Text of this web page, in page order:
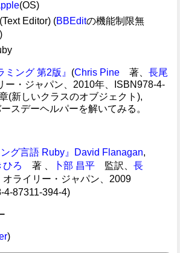
(OS)
Editor) (BBEditの機能制限無
ミング 第2版』 (Chris Pine 著、 長尾
・ジャパン、2010年、ISBN978-4-
(新しいクラスのオブジェクト),
スデーヘルパーを解いてみる。
グ言語 Ruby』 David Flanagan,
ひろ 著 、 卜部 昌平監訳、 長
ライリー・ジャパン、2009
4-87311-394-4)
)